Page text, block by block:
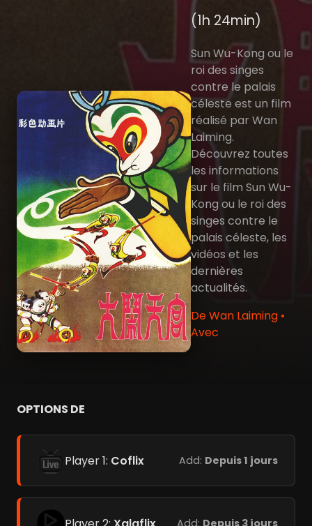
(1h 24min)
Sun Wu-Kong ou le
roi des singes
contre le palais
céleste est un film
réalisé par Wan
Laiming.
Découvrez toutes
les informations
sur le film Sun Wu-
Kong ou le roi des
singes contre le
palais céleste, les
vidéos et les
dernières
actualités.
De Wan Laiming •
Avec
OPTIONS DE
Player 1: Coflix Add: Depuis 1 jours
Add: Depuis 3 jours